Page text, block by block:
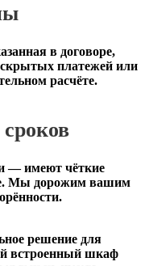
в договоре,
скрытых платежей или
расчёте.
— имеют чёткие
Мы дорожим вашим
решение для
встроенный шкаф